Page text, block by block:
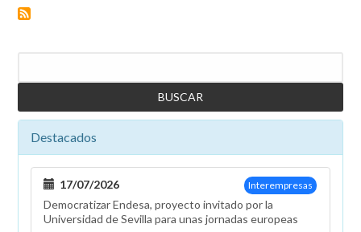
ante
situaciones
de
Destacados
Interempresas
17/07/2026
Democratizar Endesa, proyecto invitado por la
Universidad de Sevilla para unas jornadas europeas